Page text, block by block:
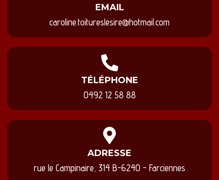
EMAIL
caroline.toitureslesire@hotmail.com
TÉLÉPHONE
0492 12 58 88
ADRESSE
rue le Campinaire, 314 B-6240 - Farciennes